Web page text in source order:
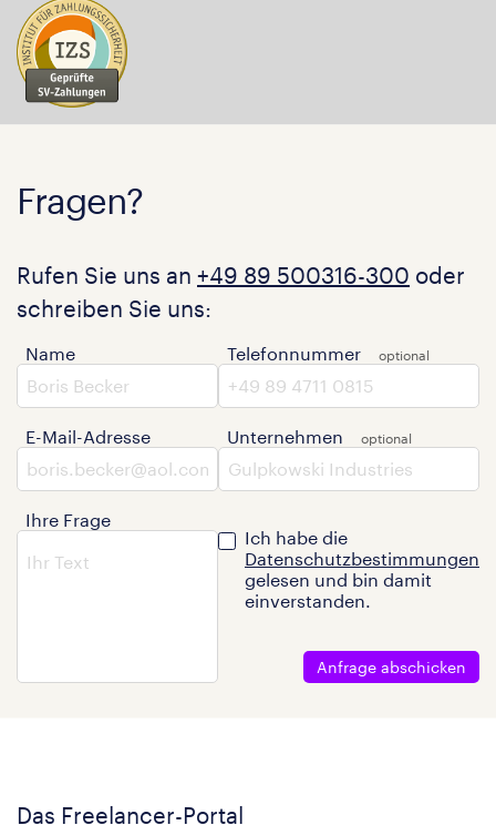
Fragen?
Rufen Sie uns an +49 89 500316-300 oder
schreiben Sie uns:
Name
E-Mail-Adresse
Ihre Frage
Telefonnummer
Unternehmen
Ich habe die
Datenschutzbestimmungen
gelesen und bin damit
einverstanden.
Anfrage abschicken
Das Freelancer-Portal